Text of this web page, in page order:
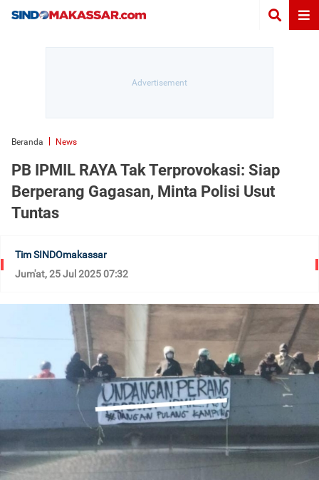
Beranda News
PB IPMIL RAYA Tak Terprovokasi: Siap
Berperang Gagasan, Minta Polisi Usut
Tuntas
Tim SINDOmakassar
Jum'at, 25 Jul 2025 07:32